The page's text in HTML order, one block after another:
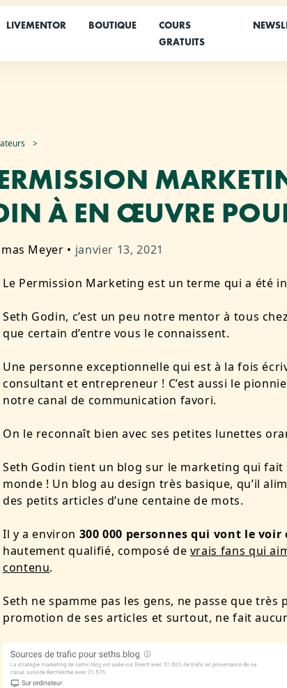
LIVEMENTOR BOUTIQUE
COURS
GRATUITS
À EN ŒUVRE
Meyer • janvier 13, 2021
Le Permission Marketing est un terme qui a été
Seth Godin, c’est un peu notre mentor à tous
que certain d’entre vous le connaissent.
Une personne exceptionnelle qui est à la fois
consultant et entrepreneur ! C’est aussi le
notre canal de communication favori.
On le reconnaît bien avec ses petites lunettes
Seth Godin tient un blog sur le marketing qui fait
monde ! Un blog au design très basique, qu’il
des petits articles d’une centaine de mots.
Il y a environ 300 000 personnes qui vont le voir
hautement qualifié, composé de vrais fans qui
contenu.
Seth ne spamme pas les gens, ne passe que très
promotion de ses articles et surtout, ne fait